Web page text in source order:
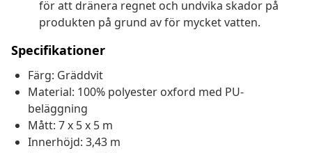
för att dränera regnet och undvika skador på
produkten på grund av för mycket vatten.
Specifikationer
Färg: Gräddvit
Material: 100% polyester oxford med PU-
beläggning
Mått: 7 x 5 x 5 m
Innerhöjd: 3,43 m